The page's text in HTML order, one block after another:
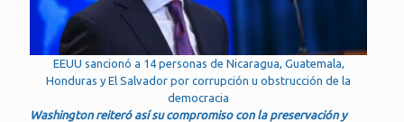
EEUU sancionó a 14 personas de Nicaragua, Guatemala,
Honduras y El Salvador por corrupción u obstrucción de la
democracia
Washington reiteró así su compromiso con la preservación y